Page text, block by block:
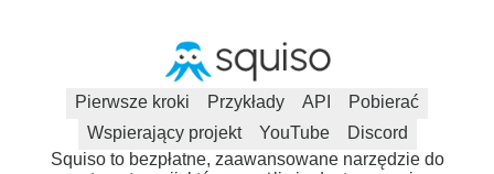
Pierwsze kroki Przykłady API
Pobierać
Wspierający projekt
YouTube
Discord
Squiso to bezpłatne, zaawansowane narzędzie do